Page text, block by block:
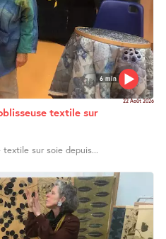
6 min
22 Août 2026
textile sur
textile sur soie depuis...